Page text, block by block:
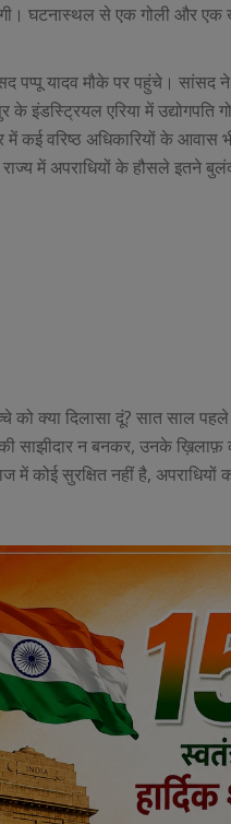
घटनास्थल से एक गोली और एक
पप्पू यादव मौके पर पहुंचे।
के इंडस्ट्रियल एरिया में
में कई वरिष्ठ अधिकारियों के
में अपराधियों के हौसले इतने
को क्या दिलासा दूं? सात साल
साझीदार न बनकर, उनके ख़िलाफ़
कोई सुरक्षित नहीं है, अपराधियों